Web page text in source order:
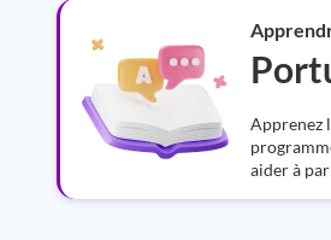
Apprenez
aider à